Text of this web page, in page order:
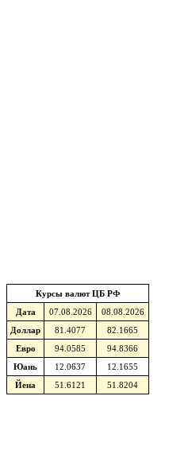
Курсы валют ЦБ РФ
Дата
07.08.2026
08.08.2026
Доллар
81.4077
82.1665
Евро
94.0585
94.8366
Юань
12.0637
12.1655
Йена
51.6121 51.8204